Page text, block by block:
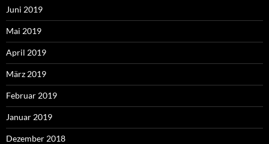
Juni 2019
Mai 2019
April 2019
März 2019
Februar 2019
Januar 2019
Dezember 2018